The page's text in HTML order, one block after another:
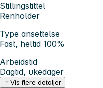
Stillingstittel
Renholder
Type ansettelse
Fast, heltid 100%
Arbeidstid
Dagtid, ukedager
Vis flere detaljer